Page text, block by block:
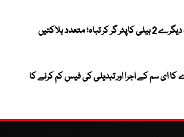
کر تباہ؛ متعدد ہلاکتیں
کا ای سم کے اجرا اور تبدیلی کی فیس کم کرنے کا